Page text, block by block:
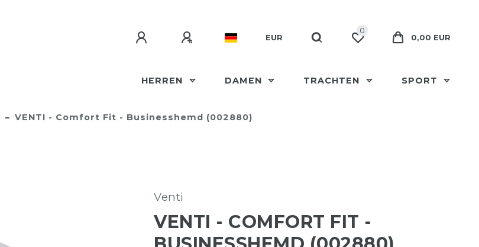
EUR
0
0,00 EUR
HERREN DAMEN TRACHTEN SPORT
VENTI - Comfort Fit - Businesshemd (002880)
Venti
VENTI - COMFORT FIT -